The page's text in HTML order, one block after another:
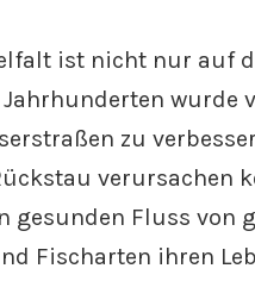
ist nicht nur auf
wurde
zu
verursachen
gesunden Fluss von
Fischarten ihren